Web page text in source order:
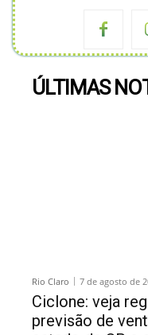
ÚLTIMAS
Rio Claro 7 de agosto de
Ciclone: veja
previsão de